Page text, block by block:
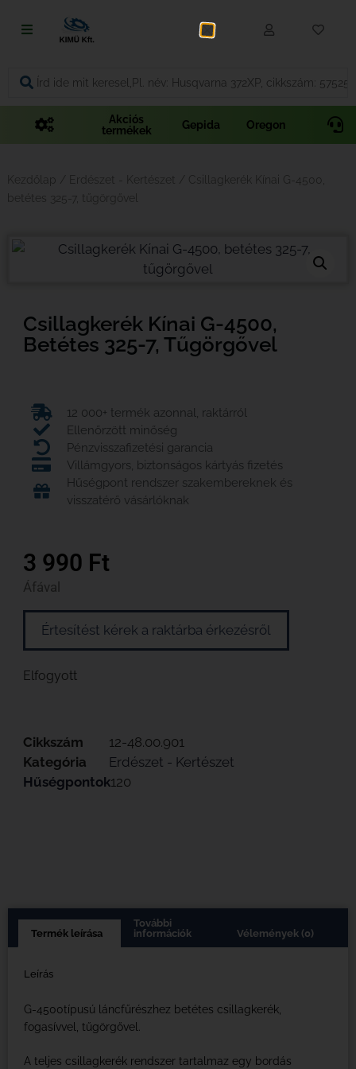
Akkumulátoros termékek
Talajápolás és tisztítás
Kenőanyagok és kannák
Tartozékok és kiegészítők
Akciós
termékek
Gepida Oregon
Kezdőlap Erdészet - Kertészet
/ Csillagkerék Kínai G-4500,
betétes 325-7, tűgörgővel
Csillagkerék Kínai G-4500,
Betétes 325-7, Tűgörgővel
12 000+ termék azonnal, raktárról
Ellenőrzött minőség
Pénzvisszafizetési garancia
Villámgyors, biztonságos kártyás fizetés
Hűségpont rendszer szakembereknek és
visszatérő vásárlóknak
3 990 Ft
Áfával
Értesítést kérek a raktárba érkezésről
Elfogyott
Cikkszám
12-48.00.901
Kategória
Erdészet - Kertészet
Hűségpontok120
Termék leírása
További
információk
Vélemények (0)
Leírás
G-4500típusú láncfűrészhez betétes csillagkerék,
fogasívvel, tűgörgővel.
A teljes csillagkerék rendszer tartalmaz egy bordás